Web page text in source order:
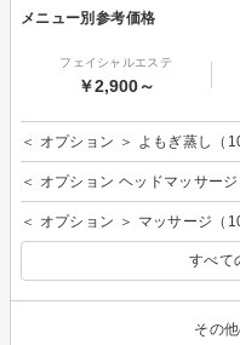
メニュー別参考価格
フェイシャルエステ
￥2,900～
＜ オプション ＞ よもぎ蒸し（
＜ オプション ヘッドマッサージ
＜ オプション ＞ マッサージ（
すべて
その